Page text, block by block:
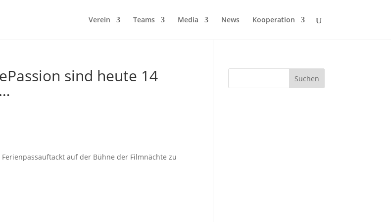
Verein Teams Media News Kooperation
sind heute 14
auf der Bühne der Filmnächte zu